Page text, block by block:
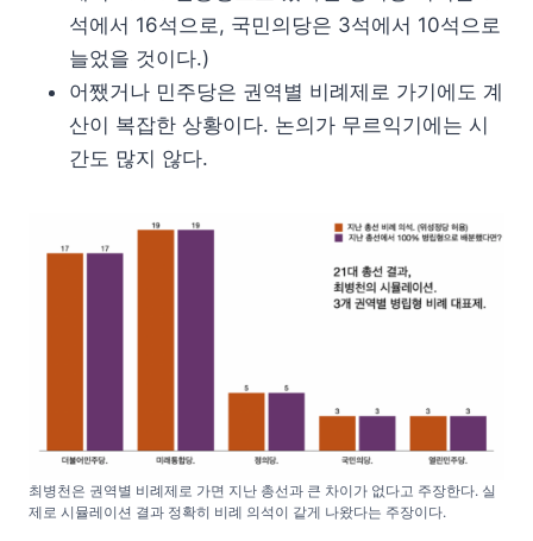
석에서 16석으로, 국민의당은 3석에서 10석으로
늘었을 것이다.)
어쨌거나 민주당은 권역별 비례제로 가기에도 계
산이 복잡한 상황이다. 논의가 무르익기에는 시
간도 많지 않다.
최병천은 권역별 비례제로 가면 지난 총선과 큰 차이가 없다고 주장한다. 실
제로 시뮬레이션 결과 정확히 비례 의석이 같게 나왔다는 주장이다.